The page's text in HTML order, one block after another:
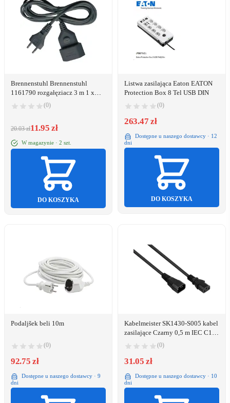
Brennenstuhl Brennenstuhl
1161790 rozgałęziacz 3 m 1 x
gniazdo sieciowe
(0)
20.03 zł11.95 zł
W magazynie · 2 szt.
DO KOSZYKA
Listwa zasilająca Eaton EATON
Protection Box 8 Tel USB DIN
(0)
263.47 zł
Dostępne u naszego dostawcy · 12
dni
DO KOSZYKA
Podaljšek beli 10m
(0)
92.75 zł
Dostępne u naszego dostawcy · 9
dni
Kabelmeister SK1430-S005 kabel
zasilające Czarny 0,5 m IEC C14
(0)
31.05 zł
Dostępne u naszego dostawcy · 10
dni